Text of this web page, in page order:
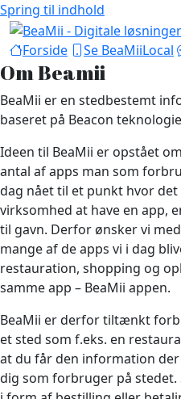
Spring til indhold
Forside Se BeaMiiLocal
Om Beamii
BeaMii er en stedbestemt
baseret på Beacon
Ideen til BeaMii er opstået
antal af apps man som
dag nået til et punkt hvor
virksomhed at have en app,
til gavn. Derfor ønsker vi
mange af de apps vi i dag
restauration, shopping og
samme app – BeaMii appen.
BeaMii er derfor tiltænkt
et sted som f.eks. en
at du får den information
dig som forbruger på